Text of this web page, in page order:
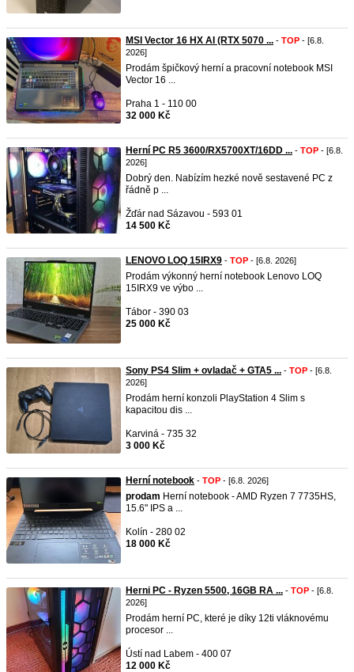
MSI Vector 16 HX AI (RTX 5070 ... - TOP - [6.8.
2026]
Prodám špičkový herní a pracovní notebook MSI
Vector 16 ...
Praha 1 - 110 00
32 000 Kč
Herní PC R5 3600/RX5700XT/16DD ... - TOP - [6.8.
2026]
Dobrý den. Nabízím hezké nově sestavené PC z
řádně p ...
Žďár nad Sázavou - 593 01
14 500 Kč
LENOVO LOQ 15IRX9 - TOP - [6.8. 2026]
Prodám výkonný herní notebook Lenovo LOQ
15IRX9 ve výbo ...
Tábor - 390 03
25 000 Kč
Sony PS4 Slim + ovladač + GTA5 ... - TOP - [6.8.
2026]
Prodám herní konzoli PlayStation 4 Slim s
kapacitou dis ...
Karviná - 735 32
3 000 Kč
Herní notebook - TOP - [6.8. 2026]
prodam Herní notebook - AMD Ryzen 7 7735HS,
15.6" IPS a ...
Kolín - 280 02
18 000 Kč
Herni PC - Ryzen 5500, 16GB RA ... - TOP - [6.8.
2026]
Prodám herní PC, které je díky 12ti vláknovému
procesor ...
Ústí nad Labem - 400 07
12 000 Kč